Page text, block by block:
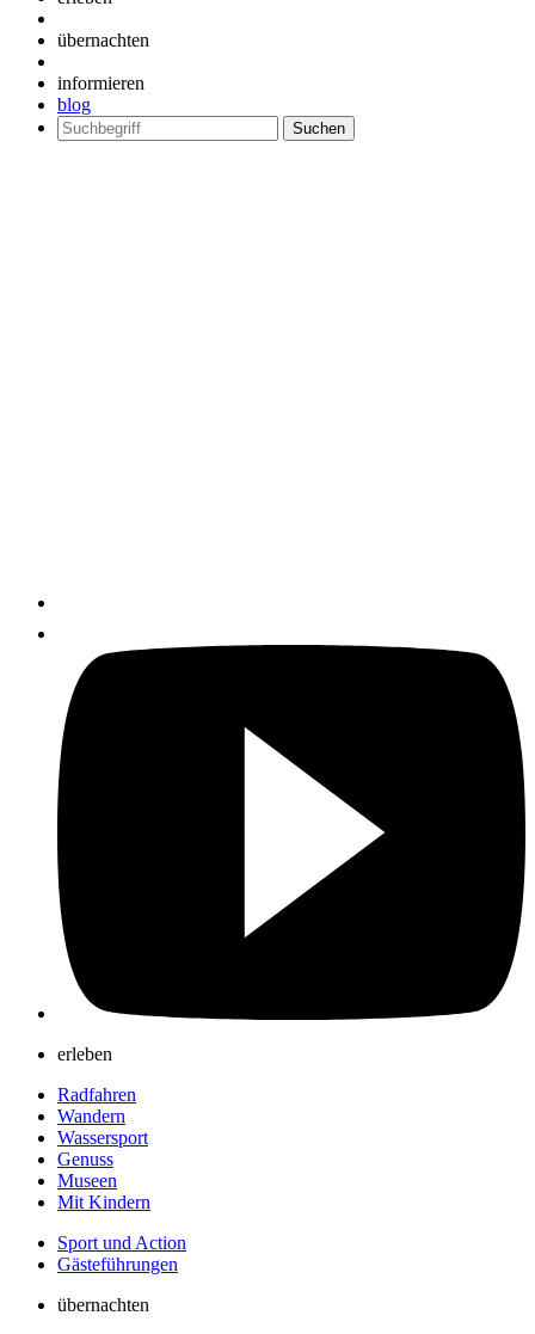
übernachten
informieren
blog
Suchen
nach:
erleben
Radfahren
Wandern
Wassersport
Genuss
Museen
Mit Kindern
Sport und Action
Gästeführungen
übernachten